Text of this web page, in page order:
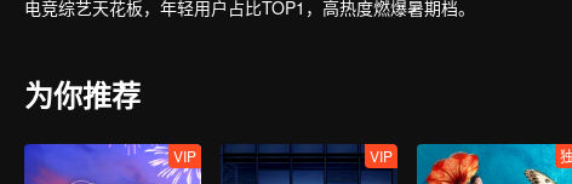
电竞综艺天花板，年轻用户占比TOP1，高热度燃爆暑期档。
为你推荐
VIP VIP